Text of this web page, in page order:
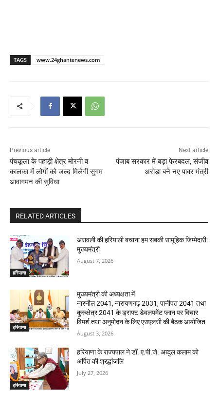
TAGS www.24ghantenews.com
Previous article
पंचकूला के पहाड़ी क्षेत्र मोरनी व
कालका में लोगों को जल्द मिलेगी सुगम
आवागमन की सुविधा
Next article
पंजाब सरकार में बड़ा फेरबदल, संजीव
अरोड़ा बने नए पावर मंत्री
RELATED ARTICLES
हरियाणा
अरावली की हरियाली बचाना हम सबकी सामूहिक जिम्मेदारी:
मुख्यमंत्री
August 7, 2026
हरियाणा
मुख्यमंत्री की अध्यक्षता में
नारनौल 2041, नारायणगढ़ 2031, पानीपत 2041 तथा
कुरुक्षेत्र 2041 के ड्राफ्ट डेवलपमेंट प्लान पर विचार
विमर्श तथा अनुमोदन के लिए एसएलसी की बैठक आयोजित
August 3, 2026
हरियाणा
हरियाणा के राज्यपाल ने डॉ. ए.पी.जे. अब्दुल कलाम को
अर्पित की श्रद्धांजलि
July 27, 2026